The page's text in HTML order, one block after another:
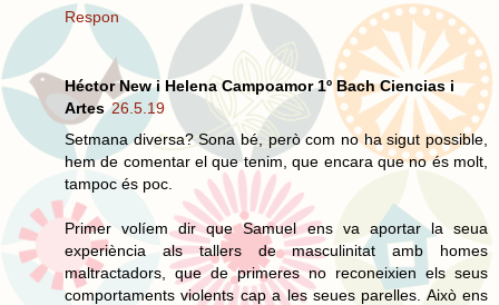
Respon
Héctor New i Helena Campoamor 1º Bach Ciencias i
Artes 26.5.19
Setmana diversa? Sona bé, però com no ha sigut possible,
hem de comentar el que tenim, que encara que no és molt,
tampoc és poc.
Primer volíem dir que Samuel ens va aportar la seua
experiència als tallers de masculinitat amb homes
maltractadors, que de primeres no reconeixien els seus
comportaments violents cap a les seues parelles. Això ens